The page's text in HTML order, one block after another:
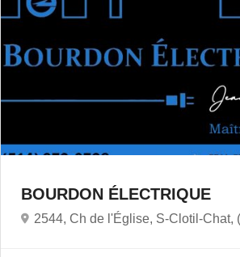
BOURDON ÉLECTRIQUE
2544, Ch de l'Église, S-Clotil-Chat,